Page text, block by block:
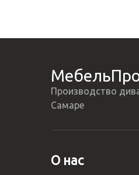
Производство
Самаре
О нас